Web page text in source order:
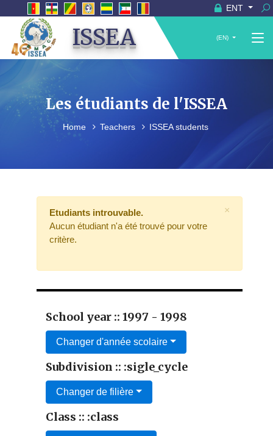
ENT
ISSEA (EN)
Les étudiants de l'ISSEA
Home Teachers ISSEA students
Etudiants introuvable.
Aucun étudiant n'a été trouvé pour votre
critère.
×
School year :: 1997 - 1998
Changer d'année scolaire
Subdivision :: :sigle_cycle
Changer de filière
Class :: :class